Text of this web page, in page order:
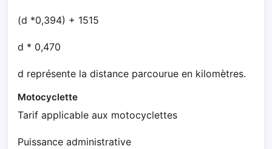
(d *0,394) + 1515
d * 0,470
d représente la distance parcourue en kilomètres.
Motocyclette
Tarif applicable aux motocyclettes
Puissance administrative